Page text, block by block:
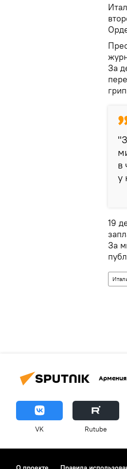
За
в
у
19
За
Армения
VK Rutube